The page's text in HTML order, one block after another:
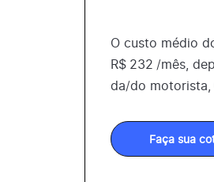
O custo médio
R$ 232 /mês,
da/do motorista,
Faça sua